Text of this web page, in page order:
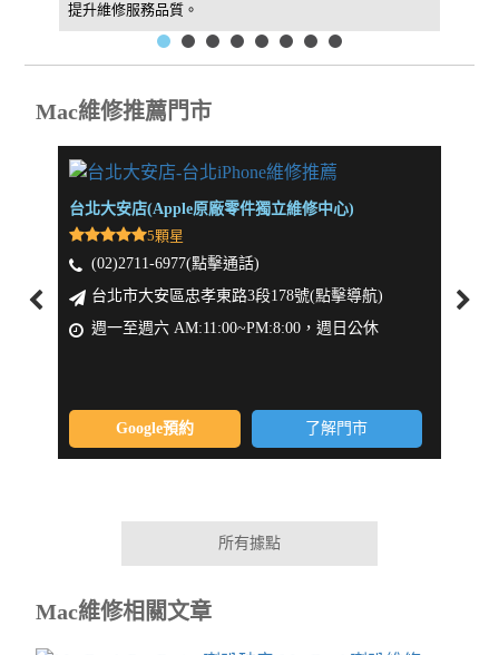
提升維修服務品質。
Mac維修推薦門市
台北大安店(Apple原廠零件獨立維修中心)
5顆星
(02)2711-6977(點擊通話)
台北市大安區忠孝東路3段178號(點擊導航)
週一至週六 AM:11:00~PM:8:00，週日公休
Google預約 了解門市
所有據點
Mac維修相關文章